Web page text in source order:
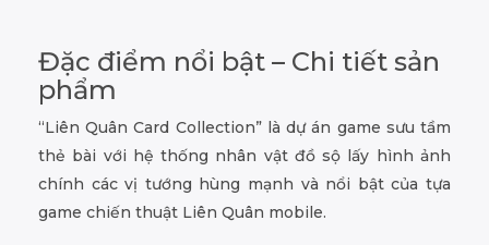
Đặc điểm nổi bật – Chi tiết sản
phẩm
“Liên Quân Card Collection” là dự án game sưu tầm
thẻ bài với hệ thống nhân vật đồ sộ lấy hình ảnh
chính các vị tướng hùng mạnh và nổi bật của tựa
game chiến thuật Liên Quân mobile.